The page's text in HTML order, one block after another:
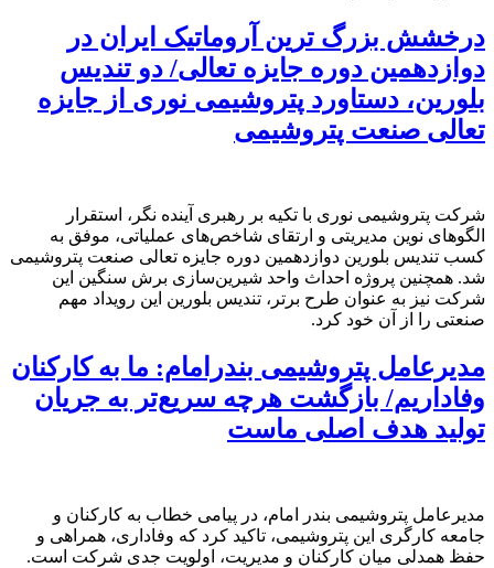
درخشش بزرگ ترین آروماتیک ایران در
دوازدهمین دوره جایزه تعالی/ دو تندیس
بلورین، دستاورد پتروشیمی نوری از جایزه
تعالی صنعت پتروشیمی
شرکت پتروشیمی نوری با تکیه بر رهبری آینده نگر، استقرار
الگوهای نوین مدیریتی و ارتقای شاخص‌های عملیاتی، موفق به
کسب تندیس بلورین دوازدهمین دوره جایزه تعالی صنعت پتروشیمی
شد. همچنین پروژه احداث واحد شیرین‌سازی برش سنگین این
شرکت نیز به عنوان طرح برتر، تندیس بلورین این رویداد مهم
صنعتی را از آن خود کرد.
مدیرعامل پتروشیمی بندرامام: ما به کارکنان
وفاداریم/ بازگشت هرچه سریع‌تر به جریان
تولید هدف اصلی ماست
مدیرعامل پتروشیمی بندر امام، در پیامی خطاب به کارکنان و
جامعه کارگری این پتروشیمی، تاکید کرد که وفاداری، همراهی و
حفظ همدلی میان کارکنان و مدیریت، اولویت جدی شرکت است.